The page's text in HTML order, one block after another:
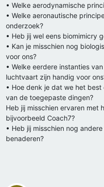
• Welke aerodynamische
• Welke aeronautische
onderzoek?
• Heb jij wel eens biomimicry
• Kan je misschien nog
voor ons?
• Welke eerdere instanties
luchtvaart zijn handig voor
• Hoe denk je dat we het
van de toegepaste dingen?
Heb jij misschien ervaren met
bijvoorbeeld Coach7?
• Heb jij misschien nog
benaderen?